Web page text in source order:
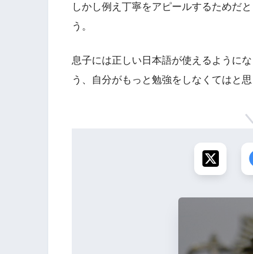
しかし例え丁寧をアピールするためだ
う。
息子には正しい日本語が使えるように
う、自分がもっと勉強をしなくてはと思